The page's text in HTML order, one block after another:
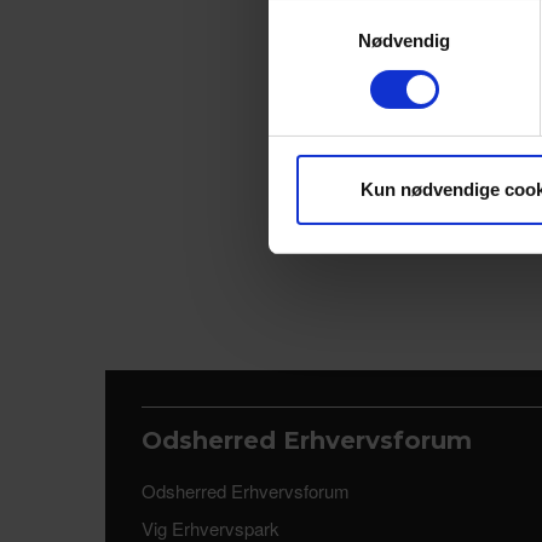
vores trafik. Vi deler også
Nødvendig
Kun nødvendige
Odsherred Erhvervsforum
Odsherred Erhvervsforum
Vig Erhvervspark